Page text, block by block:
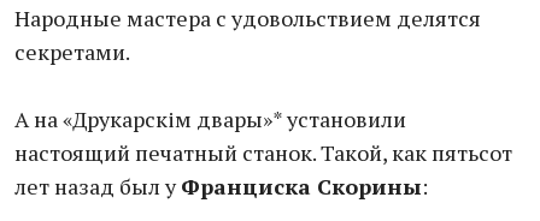
Народные мастера с удовольствием делятся
секретами.
А на «Друкарскім двары»* установили
настоящий печатный станок. Такой, как пятьсот
лет назад был уФранциска Скорины: